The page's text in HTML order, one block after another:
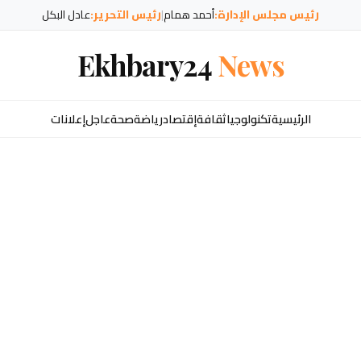
رئيس مجلس الإدارة:أحمد همام|رئيس التحرير:عادل البكل
Ekhbary24News
الرئيسيةتكنولوجياثقافةإقتصادرياضةصحةعاجلإعلانات